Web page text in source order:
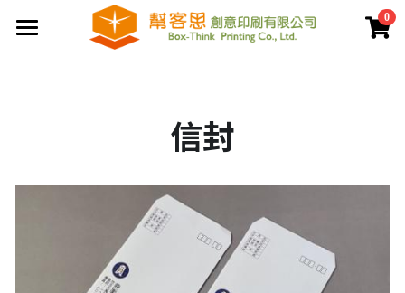
0
結構設計打樣中心
客製提袋
聯盒打樣生產中心
價格專區
信封
×
商品分類
公版提袋
公版手提盒